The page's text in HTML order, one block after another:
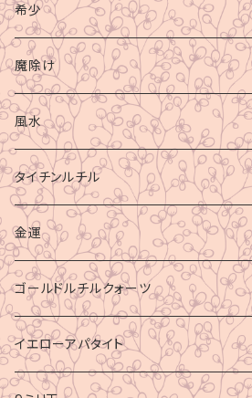
希少
魔除け
風水
タイチンルチル
金運
ゴールドルチルクォーツ
イエローアパタイト